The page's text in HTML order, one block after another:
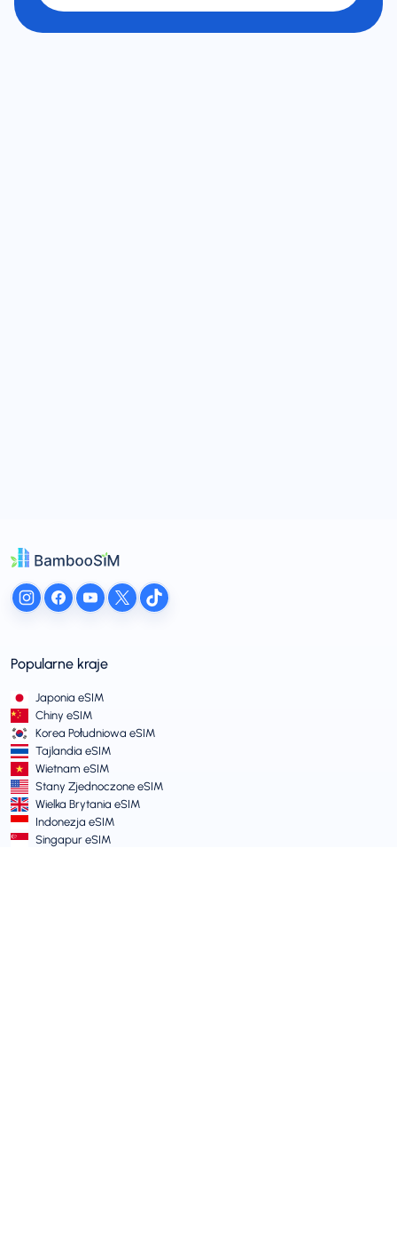
Popularne kraje
Japonia eSIM
Chiny eSIM
Korea Południowa eSIM
Tajlandia eSIM
Wietnam eSIM
Stany Zjednoczone eSIM
Wielka Brytania eSIM
Indonezja eSIM
Singapur eSIM